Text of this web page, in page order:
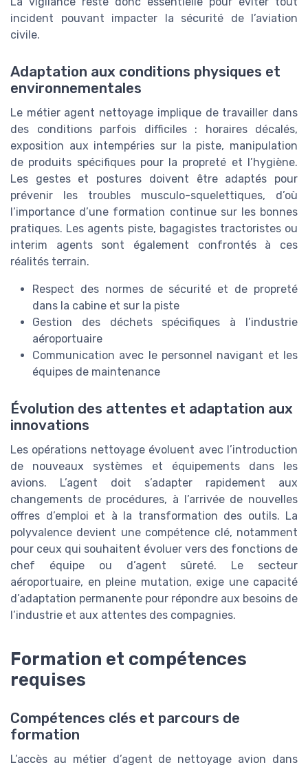
incident pouvant impacter la sécurité de l’aviation
civile.
Adaptation aux conditions physiques et
environnementales
Le métier agent nettoyage implique de travailler dans
des conditions parfois difficiles : horaires décalés,
exposition aux intempéries sur la piste, manipulation
de produits spécifiques pour la propreté et l’hygiène.
Les gestes et postures doivent être adaptés pour
prévenir les troubles musculo-squelettiques, d’où
l’importance d’une formation continue sur les bonnes
pratiques. Les agents piste, bagagistes tractoristes ou
interim agents sont également confrontés à ces
réalités terrain.
Respect des normes de sécurité et de propreté
dans la cabine et sur la piste
Gestion des déchets spécifiques à l’industrie
aéroportuaire
Communication avec le personnel navigant et les
équipes de maintenance
Évolution des attentes et adaptation aux
innovations
Les opérations nettoyage évoluent avec l’introduction
de nouveaux systèmes et équipements dans les
avions. L’agent doit s’adapter rapidement aux
changements de procédures, à l’arrivée de nouvelles
offres d’emploi et à la transformation des outils. La
polyvalence devient une compétence clé, notamment
pour ceux qui souhaitent évoluer vers des fonctions de
chef équipe ou d’agent sûreté. Le secteur
aéroportuaire, en pleine mutation, exige une capacité
d’adaptation permanente pour répondre aux besoins de
l’industrie et aux attentes des compagnies.
Formation et compétences
requises
Compétences clés et parcours de
formation
L’accès au métier d’agent de nettoyage avion dans